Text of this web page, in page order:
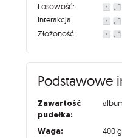
Losowość:
Interakcja:
Złożoność:
Podstawowe
Zawartość
pudełka:
Waga: 400 g